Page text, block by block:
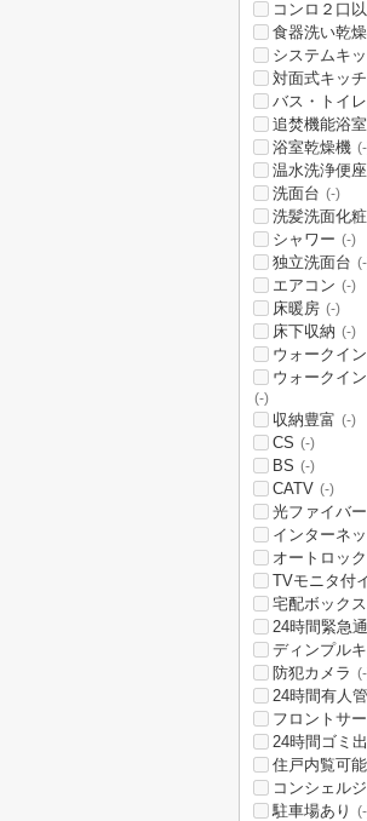
コンロ２口
食器洗い乾
システムキ
対面式キッ
バス・トイレ
追焚機能浴室
浴室乾燥機
温水洗浄便座
洗面台 (-)
洗髪洗面化
シャワー (-)
独立洗面台
エアコン (-)
床暖房 (-)
床下収納 (-)
ウォークイ
ウォークイ
(-)
収納豊富 (-)
CS (-)
BS (-)
CATV (-)
光ファイバー
インターネ
オートロック
TVモニタ付
宅配ボックス
24時間緊急
ディンプル
防犯カメラ
24時間有人
フロントサ
24時間ゴミ
住戸内覧可能
コンシェル
駐車場あり